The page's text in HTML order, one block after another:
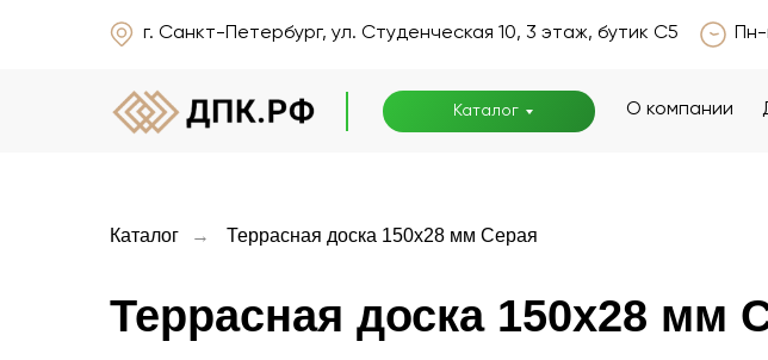
О компании
Каталог
г. Санкт-Петербург, ул. Студенческая 10, 3 этаж, бутик С5
О компании
Каталог
г. Санкт-Петербург, ул. Студенческая 10, 3 этаж, бутик С5
Каталог → Террасная доска 150x28 мм Серая
Террасная доска 150x28 мм